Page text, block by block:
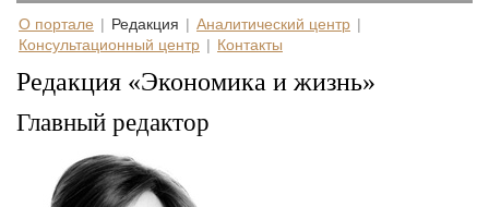
О портале Редакция Аналитический центр
Консультационный центр
Контакты
Редакция «Экономика и жизнь»
Главный редактор